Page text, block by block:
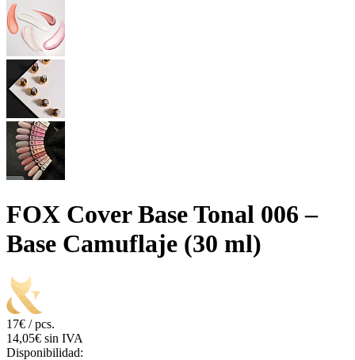
FOX Cover Base Tonal 006 –
Base Camuflaje (30 ml)
17€ / pcs.
14,05€ sin IVA
Disponibilidad: